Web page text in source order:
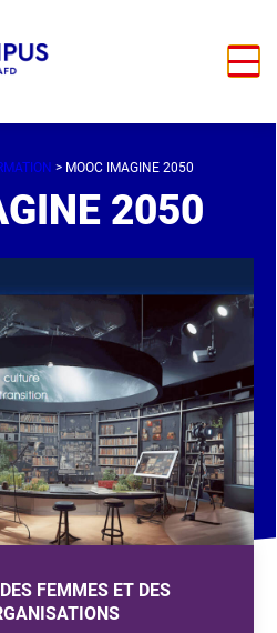
> MOOC IMAGINE 2050
2050
FEMMES ET DES